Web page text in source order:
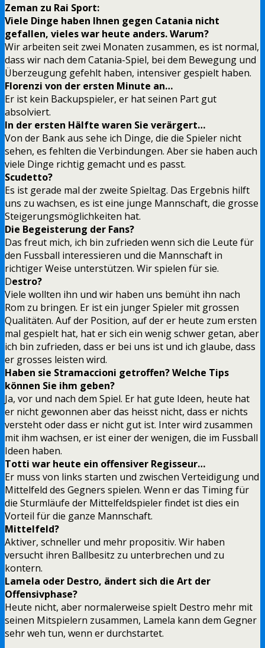
Zeman zu Rai Sport:
Viele Dinge haben Ihnen gegen Catania nicht
gefallen, vieles war heute anders. Warum?
Wir arbeiten seit zwei Monaten zusammen, es ist normal,
dass wir nach dem Catania-Spiel, bei dem Bewegung und
Überzeugung gefehlt haben, intensiver gespielt haben.
Florenzi von der ersten Minute an…
Er ist kein Backupspieler, er hat seinen Part gut
absolviert.
In der ersten Hälfte waren Sie verärgert…
Von der Bank aus sehe ich Dinge, die die Spieler nicht
sehen, es fehlten die Verbindungen. Aber sie haben auch
viele Dinge richtig gemacht und es passt.
Scudetto?
Es ist gerade mal der zweite Spieltag. Das Ergebnis hilft
uns zu wachsen, es ist eine junge Mannschaft, die grosse
Steigerungsmöglichkeiten hat.
Die Begeisterung der Fans?
Das freut mich, ich bin zufrieden wenn sich die Leute für
den Fussball interessieren und die Mannschaft in
richtiger Weise unterstützen. Wir spielen für sie.
Destro?
Viele wollten ihn und wir haben uns bemüht ihn nach
Rom zu bringen. Er ist ein junger Spieler mit grossen
Qualitäten. Auf der Position, auf der er heute zum ersten
mal gespielt hat, hat er sich ein wenig schwer getan, aber
ich bin zufrieden, dass er bei uns ist und ich glaube, dass
er grosses leisten wird.
Haben sie Stramaccioni getroffen? Welche Tips
können Sie ihm geben?
Ja, vor und nach dem Spiel. Er hat gute Ideen, heute hat
er nicht gewonnen aber das heisst nicht, dass er nichts
versteht oder dass er nicht gut ist. Inter wird zusammen
mit ihm wachsen, er ist einer der wenigen, die im Fussball
Ideen haben.
Totti war heute ein offensiver Regisseur…
Er muss von links starten und zwischen Verteidigung und
Mittelfeld des Gegners spielen. Wenn er das Timing für
die Sturmläufe der Mittelfeldspieler findet ist dies ein
Vorteil für die ganze Mannschaft.
Mittelfeld?
Aktiver, schneller und mehr propositiv. Wir haben
versucht ihren Ballbesitz zu unterbrechen und zu
kontern.
Lamela oder Destro, ändert sich die Art der
Offensivphase?
Heute nicht, aber normalerweise spielt Destro mehr mit
seinen Mitspielern zusammen, Lamela kann dem Gegner
sehr weh tun, wenn er durchstartet.